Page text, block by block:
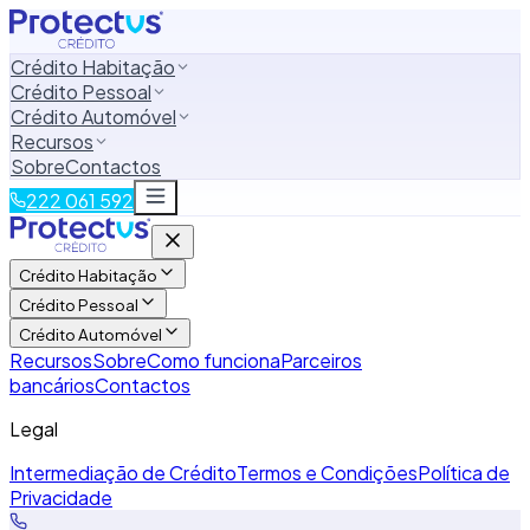
Crédito Habitação
Crédito Pessoal
Crédito Automóvel
Recursos
SobreContactos
222 061 592
Crédito Habitação
Crédito Pessoal
Crédito Automóvel
RecursosSobreComo funcionaParceiros
bancáriosContactos
Legal
Intermediação de CréditoTermos e CondiçõesPolítica de
Privacidade